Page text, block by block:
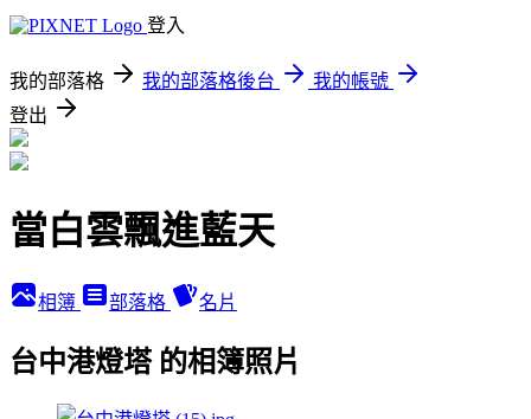
登入
我的部落格 我的部落格後台
我的帳號
登出
當白雲飄進藍天
相簿 部落格 名片
台中港燈塔 的相簿照片